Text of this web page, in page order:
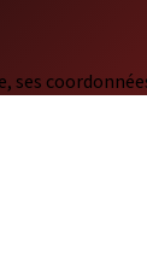
ses